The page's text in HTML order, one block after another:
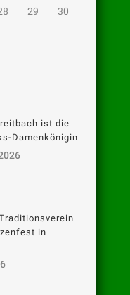
29
30
ist die
Damenkönigin
in